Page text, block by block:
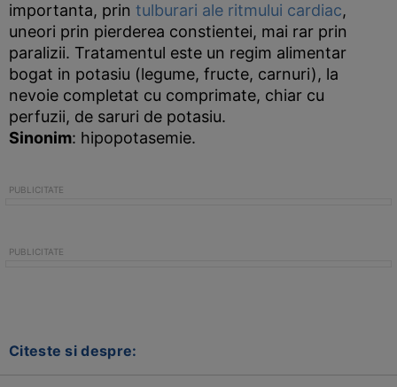
importanta, prin tulburari ale ritmului cardiac,
uneori prin pierderea constientei, mai rar prin
paralizii. Tratamentul este un regim alimentar
bogat in potasiu (legume, fructe, carnuri), la
nevoie completat cu comprimate, chiar cu
perfuzii, de saruri de potasiu.
Sinonim: hipopotasemie.
Citeste si despre: